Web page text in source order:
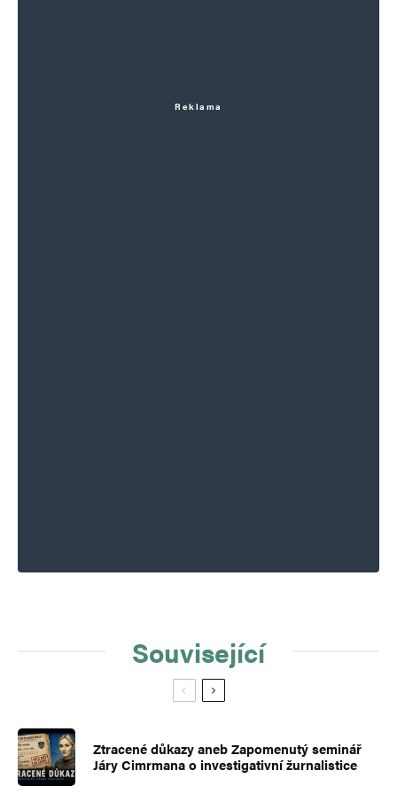
Reklama
Související
Ztracené důkazy aneb Zapomenutý seminář
Járy Cimrmana o investigativní žurnalistice